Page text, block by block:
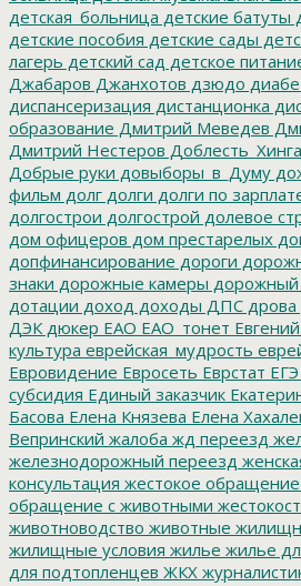
детская_больница детские батуты
детские пособия детские сады
лагерь детский сад детское
Джабаров Джанхотов дзюдо
диспансеризация дистанционка
образование Дмитрий Меведев
Дмитрий Нестеров
Добрые руки довыборы_в_Думу
фильм долг долги долги по
долгострои долгострой долевое
дом офицеров дом престарелых
допфинансирование дороги
знаки дорожные камеры дорожный
дотации доход доходы ДПС дрова
ДЭК дюкер ЕАО ЕАО_тонет
культура еврейская_мудрость
Евровидение Евросеть Еврстат ЕГЭ
субсидия Единый заказчик
Басова Елена Князева Елена
Вепринский жалоба жд переезд
железнодорожный переезд
консультация жестокое
обращение с животными
животноводство животные
жилищные условия жилье жилье
для подтопленцев ЖКХ